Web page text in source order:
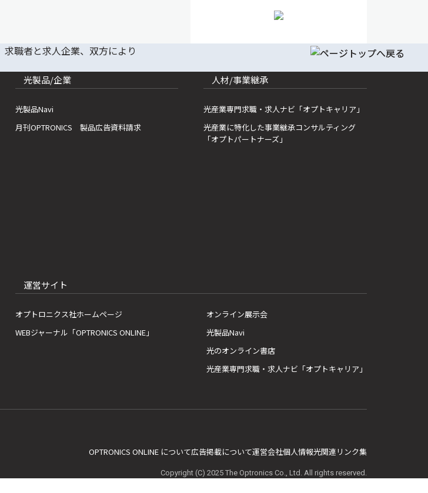
光製品/企業
光製品Navi
月刊OPTRONICS 製品広告資料請求
人材/事業継承
光産業専門求職・求人ナビ「オプトキャリア」
光産業に特化した事業継承コンサルティング
「オプトパートナーズ」
運営サイト
オプトロニクス社ホームページ
WEBジャーナル「OPTRONICS ONLINE」
オンライン展示会
光製品Navi
光のオンライン書店
光産業専門求職・求人ナビ「オプトキャリア」
OPTRONICS ONLINE について広告掲載について運営会社個人情報光関連リンク集
Copyright (C) 2025 The Optronics Co., Ltd. All rights reserved.